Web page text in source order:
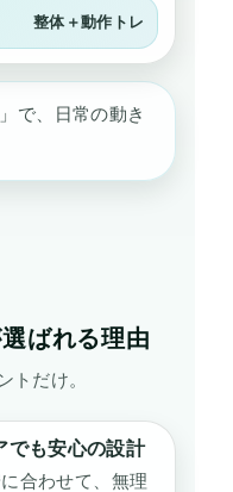
整体＋動作トレ
で、日常の動き
ばれる理由
トだけ。
でも安心の設計
合わせて、無理